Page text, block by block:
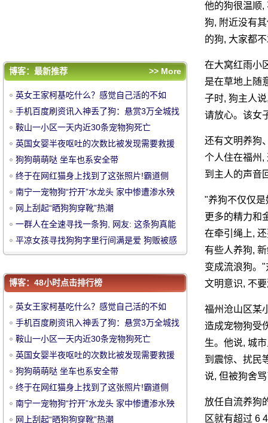
中
华
宠
他的狗很温顺,
狗, 附近没有
的狗, 大家都
在大窝红雨小
是在草地上随
子时, 狗主人
请放心。该女
还有文明养狗
个人住在福州,
到主人的声音
"养狗不仅仅
更多的精力和
在牵引绳上,
有些人养狗,
变成流浪狗。
文明意识, 不
福州沧山区某
造成宠物狗受
生。他说, 城
到震惊、扰民
说, 但被狗舍
放任自流养狗
区就有超过 6
动送还“金毛”回到家
评论排行
英国女婴半夜呕吐的次数比被发现需要救援
的狗还多
狗狗萌萌哒 坐车也系安全带
终于在网红猫身上找到了这张照片!霸道侧
漏..。
南宁一宠物狗“拧开”水龙头 家中惨遭渗水殃
及电梯
网上刮起“晒狗狗穿靴”热潮
一群人在全速寻找一条狗, 网友: 这条狗真能
跑啊!
平凉女孩寻找狗狗字里行间满是爱 狗贩被感
博客：最新推荐 >> More
英女王家柯基吃什么？感觉自己活的不如
汪......
手机百度刷资讯入神丢了狗：悬赏3万全城找
爱犬
鞍山一小区一天内近30条宠物狗死亡
英国女婴半夜呕吐的次数比被发现需要救援
的狗还多
狗狗萌萌哒 坐车也系安全带
终于在网红猫身上找到了这张照片!霸道侧
漏..。
南宁一宠物狗“拧开”水龙头 家中惨遭渗水殃
及电梯
网上刮起“晒狗狗穿靴”热潮
一群人在全速寻找一条狗, 网友: 这条狗真能
跑啊!
平凉女孩寻找狗狗字里行间满是爱 狗贩被感
动送还“金毛”回到家
博客：48小时点击排行榜
英女王家柯基吃什么？感觉自己活的不如
汪......
手机百度刷资讯入神丢了狗：悬赏3万全城找
爱犬
鞍山一小区一天内近30条宠物狗死亡
英国女婴半夜呕吐的次数比被发现需要救援
的狗还多
狗狗萌萌哒 坐车也系安全带
终于在网红猫身上找到了这张照片!霸道侧
漏..。
南宁一宠物狗“拧开”水龙头 家中惨遭渗水殃
及电梯
网上刮起“晒狗狗穿靴”热潮